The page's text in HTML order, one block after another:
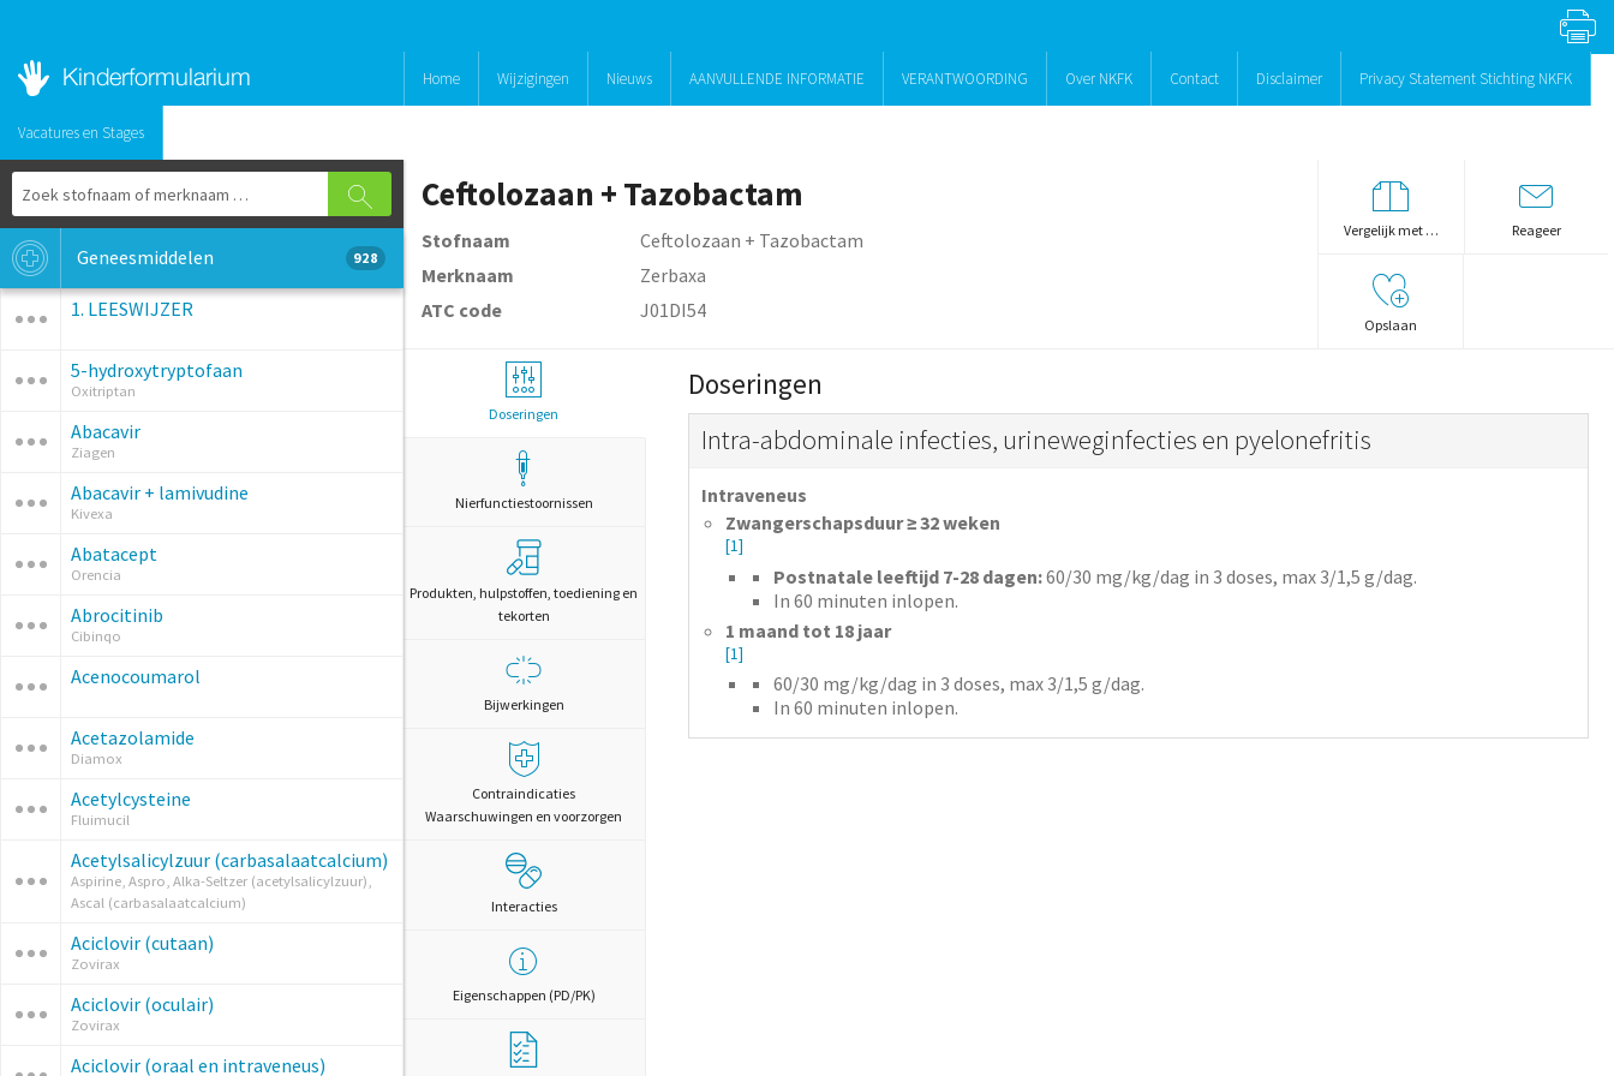
Home Wijzigingen Nieuws AANVULLENDE INFORMATIE VERANTWOORDING Over NKFK Contact Disclaimer Privacy Statement Stichting NKFK
Vacatures en Stages
Geneesmiddelen 928
1. LEESWIJZER
5-hydroxytryptofaan
Oxitriptan
Abacavir
Ziagen
Abacavir + lamivudine
Kivexa
Abatacept
Orencia
Abrocitinib
Cibinqo
Acenocoumarol
Acetazolamide
Diamox
Acetylcysteine
Fluimucil
Acetylsalicylzuur (carbasalaatcalcium)
Aspirine, Aspro, Alka-Seltzer (acetylsalicylzuur),
Ascal (carbasalaatcalcium)
Aciclovir (cutaan)
Zovirax
Aciclovir (oculair)
Zovirax
Aciclovir (oraal en intraveneus)
Ceftolozaan + Tazobactam
Stofnaam
Ceftolozaan + Tazobactam
Merknaam
Zerbaxa
ATC code
J01DI54
Vergelijk met … Reageer
Opslaan
Doseringen
Nierfunctiestoornissen
Produkten, hulpstoffen, toediening en
tekorten
Bijwerkingen
Contraindicaties
Waarschuwingen en voorzorgen
Interacties
Eigenschappen (PD/PK)
Doseringen
Intra-abdominale infecties, urineweginfecties en pyelonefritis
Intraveneus
Zwangerschapsduur ≥ 32 weken
[1]
Postnatale leeftijd 7-28 dagen:60/30 mg/kg/dag in 3 doses, max 3/1,5 g/dag.
In 60 minuten inlopen.
1 maand tot 18 jaar
[1]
60/30 mg/kg/dag in 3 doses, max 3/1,5 g/dag.
In 60 minuten inlopen.